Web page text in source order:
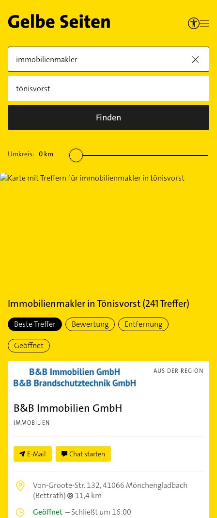
Finden
Umkreis: 0 km
ImmobilienmaklerinTönisvorst(241Treffer)
Beste Treffer Bewertung Entfernung
Geöffnet
AUS DER REGION
B&B Immobilien GmbH
IMMOBILIEN
E-Mail Chat starten
Von-Groote-Str. 132,41066 Mönchengladbach
(Bettrath)
11,4 km
Geöffnet –Schließt um 16:00